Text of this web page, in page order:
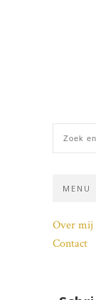
MENU
Over mij
Contact